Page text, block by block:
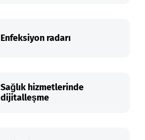
Enfeksiyon radarı
Sağlık hizmetlerinde
dijitalleşme